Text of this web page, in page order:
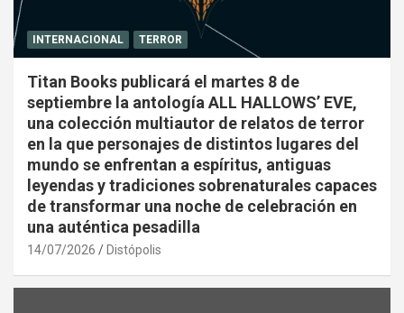
INTERNACIONAL TERROR
Titan Books publicará el martes 8 de
septiembre la antología ALL HALLOWS’ EVE,
una colección multiautor de relatos de terror
en la que personajes de distintos lugares del
mundo se enfrentan a espíritus, antiguas
leyendas y tradiciones sobrenaturales capaces
de transformar una noche de celebración en
una auténtica pesadilla
14/07/2026 Distópolis